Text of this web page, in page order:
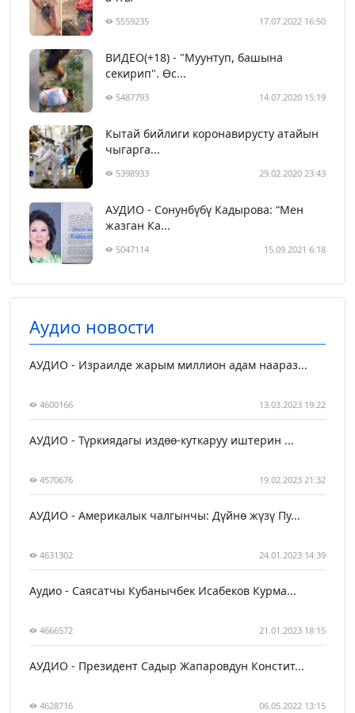
5559235 17.07.2022 16:50
ВИДЕО(+18) - "Муунтуп, башына
секирип". Өс...
5487793 14.07.2020 15:19
Кытай бийлиги коронавирусту атайын
чыгарга...
5398933 29.02.2020 23:43
АУДИО - Сонунбүбү Кадырова: “Мен
жазган Ка...
5047114 15.09.2021 6:18
Аудио новости
АУДИО - Израилде жарым миллион адам наараз...
4600166 13.03.2023 19:22
АУДИО - Түркиядагы издөө-куткаруу иштерин ...
4570676 19.02.2023 21:32
АУДИО - Америкалык чалгынчы: Дүйнө жүзү Пу...
4631302 24.01.2023 14:39
Аудио - Саясатчы Кубанычбек Исабеков Курма...
4666572 21.01.2023 18:15
АУДИО - Президент Садыр Жапаровдун Констит...
4628716 06.05.2022 13:15